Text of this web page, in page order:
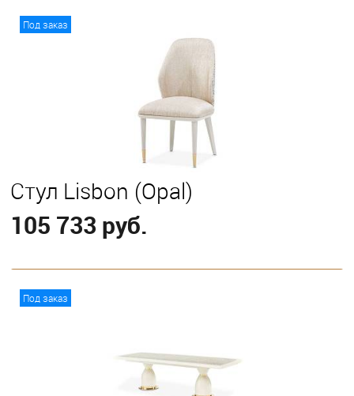
Под заказ
Стул Lisbon (Opal)
105 733 руб.
Под заказ